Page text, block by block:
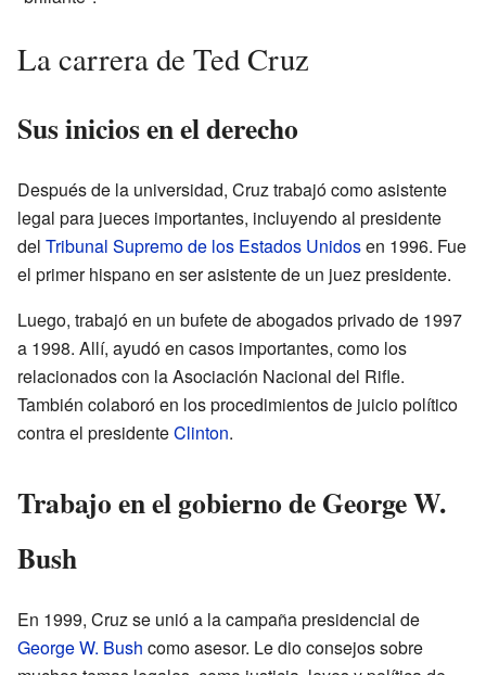
La carrera de Ted Cruz
Sus inicios en el derecho
Después de la universidad, Cruz trabajó como asistente
legal para jueces importantes, incluyendo al presidente
del Tribunal Supremo de los Estados Unidosen 1996. Fue
el primer hispano en ser asistente de un juez presidente.
Luego, trabajó en un bufete de abogados privado de 1997
a 1998. Allí, ayudó en casos importantes, como los
relacionados con la Asociación Nacional del Rifle.
También colaboró en los procedimientos de juicio político
contra el presidenteClinton.
Trabajo en el gobierno de George W.
Bush
En 1999, Cruz se unió a la campaña presidencial de
George W. Bush como asesor. Le dio consejos sobre